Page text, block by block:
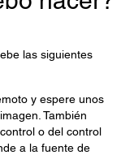
las siguientes
y espere unos
También
o del control
a la fuente de